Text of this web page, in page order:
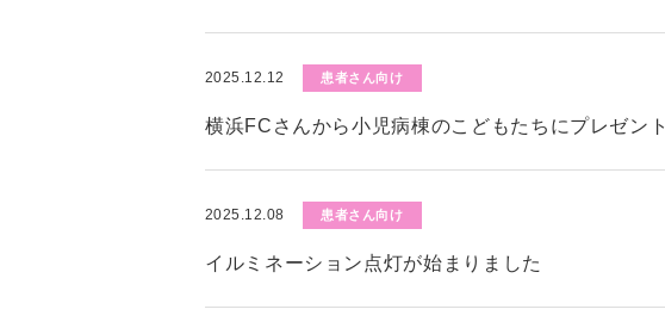
2025.12.12 患者さん向け
横浜FCさんから小児病棟のこどもたちにプレゼン
2025.12.08 患者さん向け
イルミネーション点灯が始まりました